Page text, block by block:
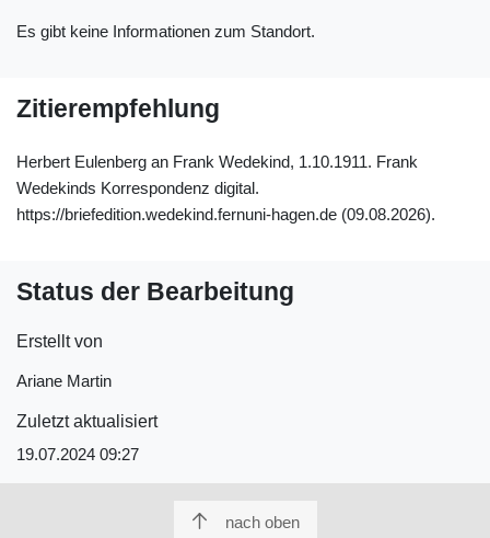
Es gibt keine Informationen zum Standort.
Zitierempfehlung
Herbert Eulenberg an Frank Wedekind, 1.10.1911. Frank
Wedekinds Korrespondenz digital.
https://briefedition.wedekind.fernuni-hagen.de (09.08.2026).
Status der Bearbeitung
Erstellt von
Ariane Martin
Zuletzt aktualisiert
19.07.2024 09:27
nach oben